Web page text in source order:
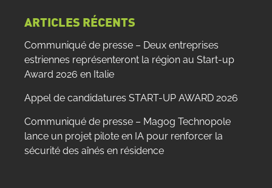
ARTICLES RÉCENTS
Communiqué de presse – Deux entreprises
estriennes représenteront la région au Start-up
Award 2026 en Italie
Appel de candidatures START-UP AWARD 2026
Communiqué de presse – Magog Technopole
lance un projet pilote en IA pour renforcer la
sécurité des aînés en résidence